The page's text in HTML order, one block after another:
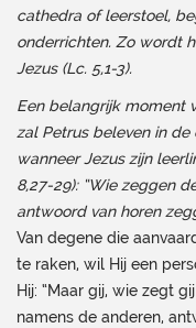
cathedra of leerstoel,
onderrichten. Zo wordt
Jezus (Lc. 5,1-3).
Een belangrijk moment
zal Petrus beleven in de
wanneer Jezus zijn
8,27-29): “Wie zeggen
antwoord van horen
Van degene die
te raken, wil Hij een
Hij: “Maar gij, wie zegt
namens de anderen,